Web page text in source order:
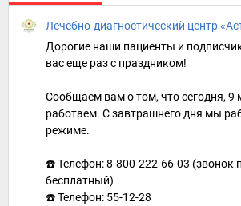
Лечебно-диагностический центр
Дорогие наши пациенты и
вас еще раз с праздником!
Сообщаем вам о том, что сегодня, 9
работаем. С завтрашнего дня мы
режиме.
☎️ Телефон: 8-800-222-66-03 (звонок
бесплатный)
☎️ Телефон: 55-12-28